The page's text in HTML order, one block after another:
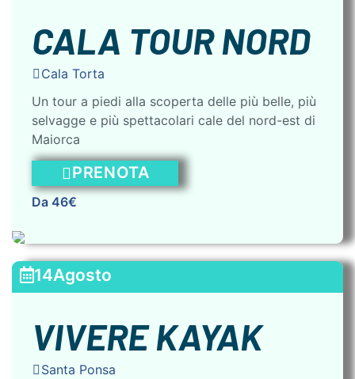
CALA TOUR NORD
Cala Torta
Un tour a piedi alla scoperta delle più belle, più
selvagge e più spettacolari cale del nord-est di
Maiorca
PRENOTA
Da 46€
14Agosto
VIVERE KAYAK
Santa Ponsa